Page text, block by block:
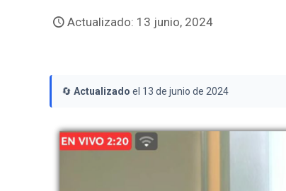
Actualizado: 13 junio, 2024
🔄Actualizado el 13 de junio de 2024